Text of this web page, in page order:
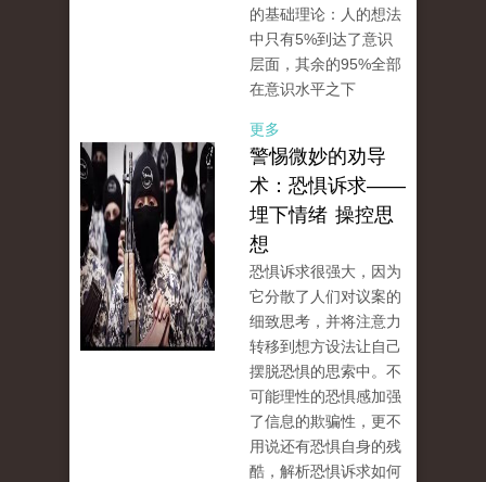
的基础理论：人的想法
中只有5%到达了意识
层面，其余的95%全部
在意识水平之下
更多
警惕微妙的劝导
术：恐惧诉求——
埋下情绪 操控思
想
恐惧诉求很强大，因为
它分散了人们对议案的
细致思考，并将注意力
转移到想方设法让自己
摆脱恐惧的思索中。不
可能理性的恐惧感加强
了信息的欺骗性，更不
用说还有恐惧自身的残
酷，解析恐惧诉求如何